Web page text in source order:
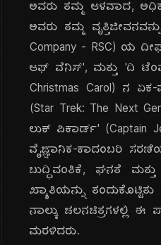
ಅವರು ತಮ್ಮ ಆಳವಾದ,
ಅವರು ತಮ್ಮ
Company - RSC) ಯ
ಆಫ್ ವೆನಿಸ್', ಮತ್ತು 'ದಿ
Christmas Carol) ನ
(Star Trek: The Next
ಲುಕ್ ಪಿಕಾರ್ಡ್' (Captain
ವೈಜ್ಞಾನಿಕ-ಕಾದಂಬರಿ
ಬುದ್ಧಿವಂತಿಕೆ, ಘನತೆ
ಖ್ಯಾತಿಯನ್ನು
ನಾಲ್ಕು ಚಲನಚಿತ್ರಗಳಲ್ಲಿ ಈ
ಮರಳಿದರು.